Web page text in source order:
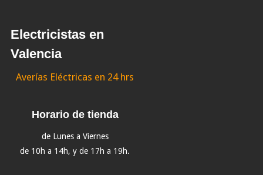
Electricistas en
Valencia
Averías Eléctricas en 24 hrs
Horario de tienda
de Lunes a Viernes
de 10h a 14h, y de 17h a 19h.